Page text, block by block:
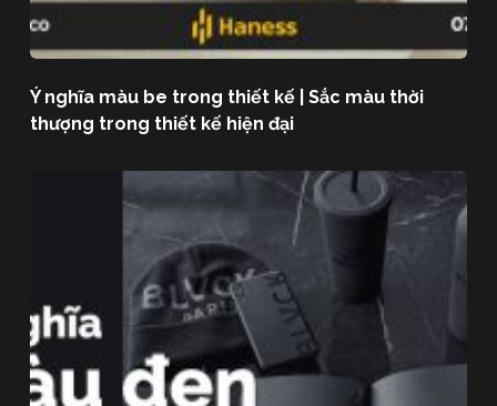
Ý nghĩa màu be trong thiết kế | Sắc màu thời
thượng trong thiết kế hiện đại